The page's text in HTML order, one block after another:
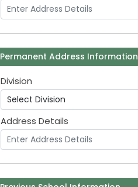
Permanent Address Information
Division
Address Details